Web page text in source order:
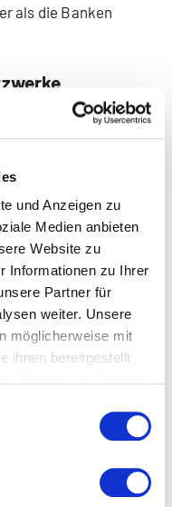
und Anzeigen zu
Medien anbieten
Website zu
Informationen zu Ihrer
Partner für
weiter. Unsere
möglicherweise mit
ihnen bereitgestellt
als die Banken
für
zunehmen.
abgeben.
achten, welche das
Zeithorizont der
ebenso bestimmt
Partner.
leisten. Auf
Wochen